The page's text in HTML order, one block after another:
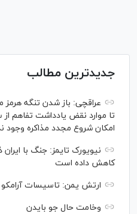
جدیدترین مطالب
عراقچی: باز شدن تنگه
تا موارد نقض یادداشت تفاهم
امکان شروع مجدد مذاکره وجود
نیویورک تایمز: جنگ با ایران
کاهش داده است
ارتش یمن: تاسیسات آرامکو
وخامت حال جو بایدن